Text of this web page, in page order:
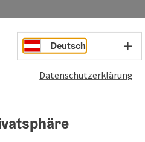
Deutsch
Datenschutzerklärung